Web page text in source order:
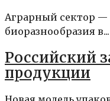
Аграрный сектор —
биоразнообразия в...
Российский
продукции